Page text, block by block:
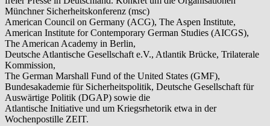
Münchner Sicherheitskonferenz (msc)
American Council on Germany (ACG), The Aspen Institute,
American Institute for Contemporary German Studies (AICGS),
The American Academy in Berlin,
Deutsche Atlantische Gesellschaft e.V., Atlantik Brücke, Trilaterale
Kommission,
The German Marshall Fund of the United States (GMF),
Bundesakademie für Sicherheitspolitik, Deutsche Gesellschaft für
Auswärtige Politik (DGAP) sowie die
Atlantische Initiative und um Kriegsrhetorik etwa in der
Wochenpostille ZEIT.